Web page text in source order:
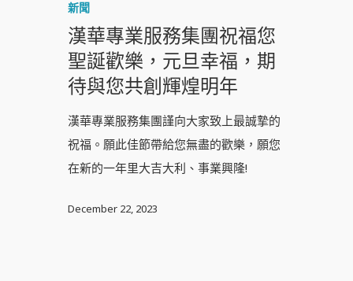
新聞
漢華專業服務集團祝福您
聖誕歡樂，元旦幸福，期
待與您共創輝煌明年
漢華專業服務集團謹向大家致上最誠摯的
祝福。願此佳節帶給您無盡的歡樂，願您
在新的一年里大吉大利、事業興隆!
December 22, 2023